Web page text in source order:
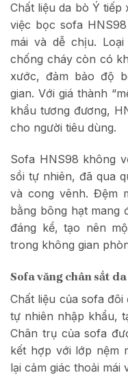
Chất liệu da bò Ý
việc bọc sofa
mái và dễ chịu.
chống cháy còn có
xước, đảm bảo độ
gian. Với giá thành
khẩu tương đương,
cho người tiêu dùng.
Sofa HNS98 không
sồi tự nhiên, đã qua
và cong vênh. Đệm
bằng bông hạt mang
đáng kể, tạo nên
trong không gian
Sofa văng chân sắt da
Chất liệu của sofa
tự nhiên nhập khẩu,
Chân trụ của sofa
kết hợp với lớp nệm
lại cảm giác thoải mái